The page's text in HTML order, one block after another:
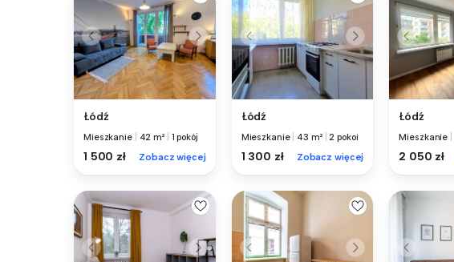
Łódź
Mieszkanie 42 m² 1 pokój
1 500 zł Zobacz więcej
Łódź
Mieszkanie 43 m² |2 pokoi
1 300 zł Zobacz więcej
Łódź
Mieszkanie
2 050 zł